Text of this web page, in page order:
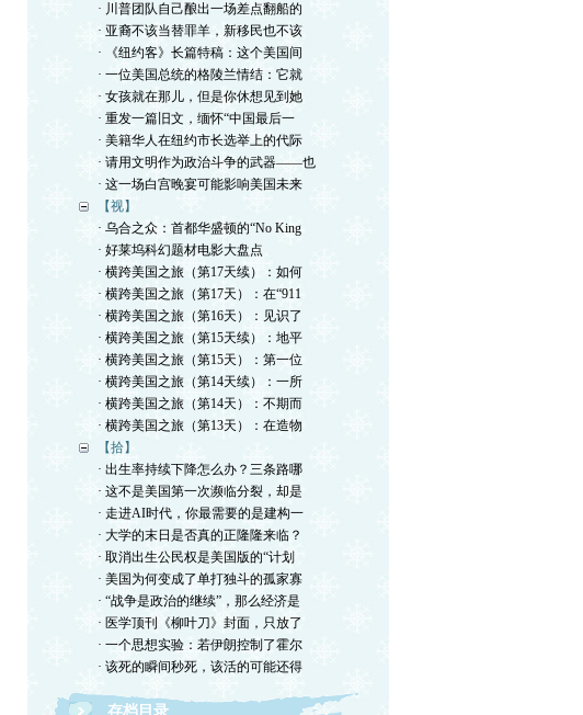
· 川普团队自己酿出一场差点翻船的
· 亚裔不该当替罪羊，新移民也不该
· 《纽约客》长篇特稿：这个美国间
· 一位美国总统的格陵兰情结：它就
· 女孩就在那儿，但是你休想见到她
· 重发一篇旧文，缅怀“中国最后一
· 美籍华人在纽约市长选举上的代际
· 请用文明作为政治斗争的武器——也
· 这一场白宫晚宴可能影响美国未来
【视】
· 乌合之众：首都华盛顿的“No King
· 好莱坞科幻题材电影大盘点
· 横跨美国之旅（第17天续）：如何
· 横跨美国之旅（第17天）：在“911
· 横跨美国之旅（第16天）：见识了
· 横跨美国之旅（第15天续）：地平
· 横跨美国之旅（第15天）：第一位
· 横跨美国之旅（第14天续）：一所
· 横跨美国之旅（第14天）：不期而
· 横跨美国之旅（第13天）：在造物
【拾】
· 出生率持续下降怎么办？三条路哪
· 这不是美国第一次濒临分裂，却是
· 走进AI时代，你最需要的是建构一
· 大学的末日是否真的正隆隆来临？
· 取消出生公民权是美国版的“计划
· 美国为何变成了单打独斗的孤家寡
· “战争是政治的继续”，那么经济是
· 医学顶刊《柳叶刀》封面，只放了
· 一个思想实验：若伊朗控制了霍尔
· 该死的瞬间秒死，该活的可能还得
存档目录